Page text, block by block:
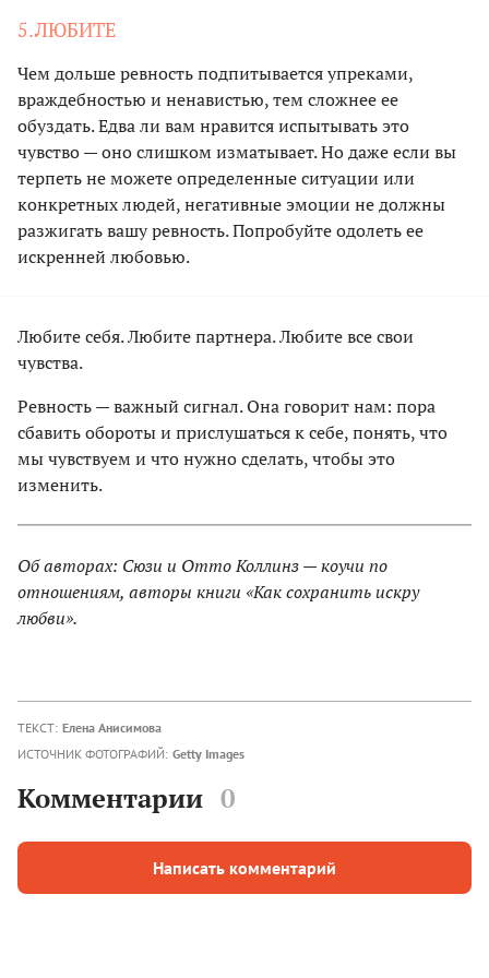
5.ЛЮБИТЕ
Чем дольше ревность подпитывается упреками,
враждебностью и ненавистью, тем сложнее ее
обуздать. Едва ли вам нравится испытывать это
чувство — оно слишком изматывает. Но даже если вы
терпеть не можете определенные ситуации или
конкретных людей, негативные эмоции не должны
разжигать вашу ревность. Попробуйте одолеть ее
искренней любовью.
Любите себя. Любите партнера. Любите все свои
чувства.
Ревность — важный сигнал. Она говорит нам: пора
сбавить обороты и прислушаться к себе, понять, что
мы чувствуем и что нужно сделать, чтобы это
изменить.
Об авторах: Сюзи и Отто Коллинз — коучи по
отношениям, авторы книги «Как сохранить искру
любви».
ТЕКСТ: Елена Анисимова
ИСТОЧНИК ФОТОГРАФИЙ: Getty Images
Комментарии 0
Написать комментарий